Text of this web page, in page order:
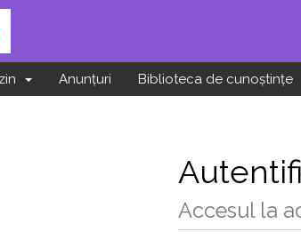
Anunțuri Biblioteca de cunoștințe
Accesul la